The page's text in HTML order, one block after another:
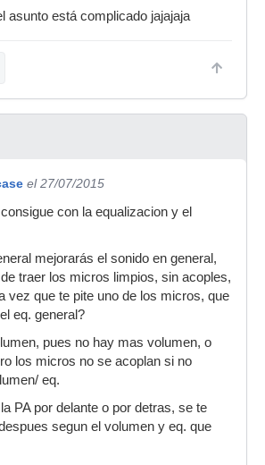
asunto está complicado jajajaja
el 27/07/2015
con la equalizacion y el
mejorarás el sonido en general,
traer los micros limpios, sin acoples,
vez que te pite uno de los micros, que
eq. general?
pues no hay mas volumen, o
los micros no se acoplan si no
eq.
PA por delante o por detras, se te
segun el volumen y eq. que